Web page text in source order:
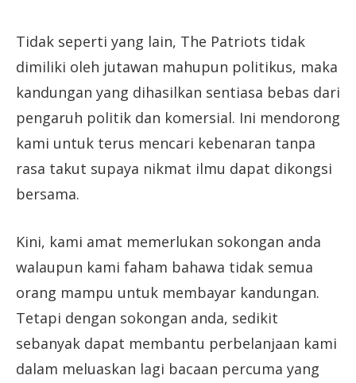
Tidak seperti yang lain, The Patriots tidak
dimiliki oleh jutawan mahupun politikus, maka
kandungan yang dihasilkan sentiasa bebas dari
pengaruh politik dan komersial. Ini mendorong
kami untuk terus mencari kebenaran tanpa
rasa takut supaya nikmat ilmu dapat dikongsi
bersama.
Kini, kami amat memerlukan sokongan anda
walaupun kami faham bahawa tidak semua
orang mampu untuk membayar kandungan.
Tetapi dengan sokongan anda, sedikit
sebanyak dapat membantu perbelanjaan kami
dalam meluaskan lagi bacaan percuma yang